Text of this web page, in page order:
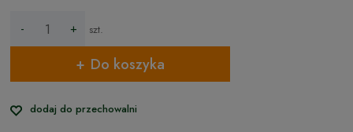
- + szt.
Do koszyka
dodaj do przechowalni